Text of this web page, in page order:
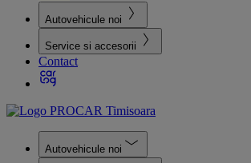
Autovehicule noi
Service si accesorii
Contact
Autovehicule noi